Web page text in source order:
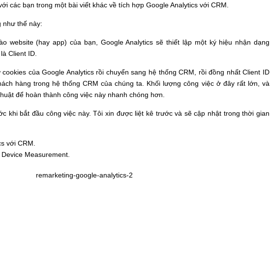
các bạn trong một bài viết khác về tích hợp Google Analytics với CRM.
như thế này:
website (hay app) của bạn, Google Analytics sẽ thiết lập một ký hiệu nhận dạng
Client ID.
của Google Analytics rồi chuyển sang hệ thống CRM, rồi đồng nhất Client ID
hàng trong hệ thống CRM của chúng ta. Khối lượng công việc ở đây rất lớn, và
để hoàn thành công việc này nhanh chóng hơn.
khi bắt đầu công việc này. Tôi xin được liệt kê trước và sẽ cập nhật trong thời gian
với CRM.
Measurement.